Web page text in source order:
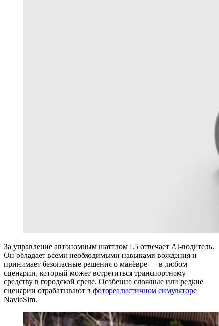
За управление автономным шаттлом L5 отвечает AI-водитель.
Он обладает всеми необходимыми навыками вождения и
принимает безопасные решения о манёвре — в любом
сценарии, который может встретиться транспортному
средству в городской среде. Особенно сложные или редкие
сценарии отрабатывают в фотореалистичном симуляторе
NavioSim.